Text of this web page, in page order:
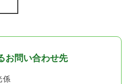
お問い合わせ先
係